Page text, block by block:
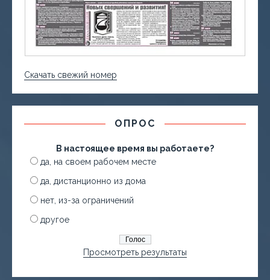
Скачать свежий номер
ОПРОС
В настоящее время вы работаете?
да, на своем рабочем месте
да, дистанционно из дома
нет, из-за ограничений
другое
Просмотреть результаты